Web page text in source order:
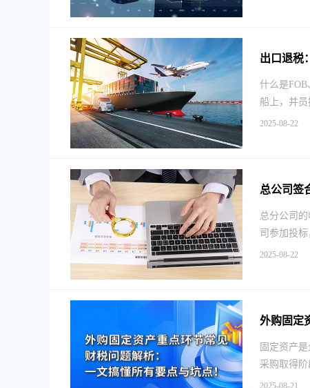
出口退税
什么是
船上，并
2025-08-22
总公司签
总分公司
司参加投
2025-08-22
外购固定
固定资产
采购取得
2025-08-21